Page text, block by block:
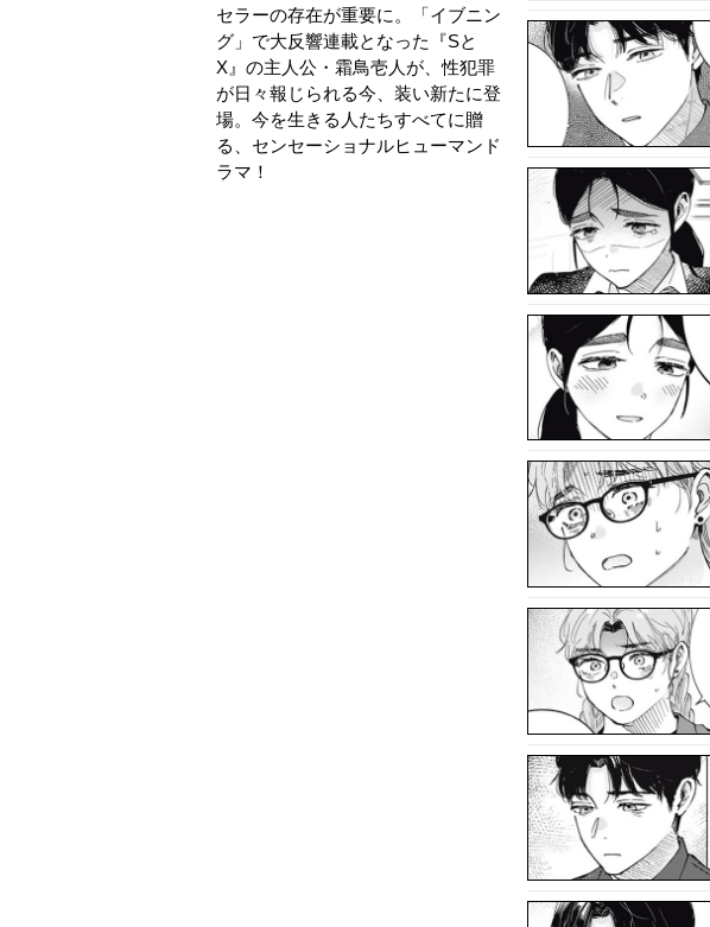
セラーの存在が重要に。「イブニン
グ」で大反響連載となった『Sと
X』の主人公・霜鳥壱人が、性犯罪
が日々報じられる今、装い新たに登
場。今を生きる人たちすべてに贈
る、センセーショナルヒューマンド
ラマ！